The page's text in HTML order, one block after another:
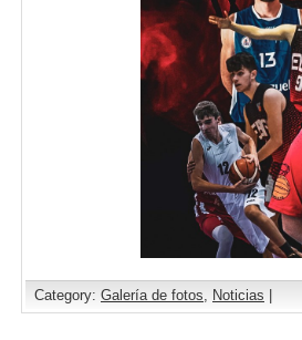
Category: Galería de fotos Noticias |